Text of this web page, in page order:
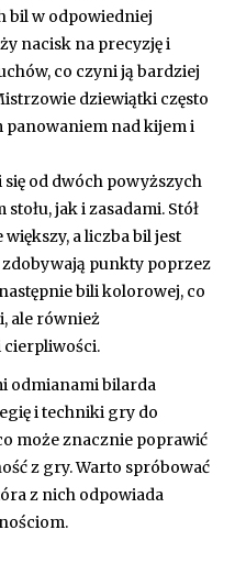
bil w odpowiedniej
nacisk na precyzję i
co czyni ją bardziej
dziewiątki często
nad kijem i
od dwóch powyższych
jak i zasadami. Stół
a liczba bil jest
punkty poprzez
bili kolorowej, co
ale również
cierpliwości.
odmianami bilarda
i techniki gry do
może znacznie poprawić
z gry. Warto spróbować
z nich odpowiada